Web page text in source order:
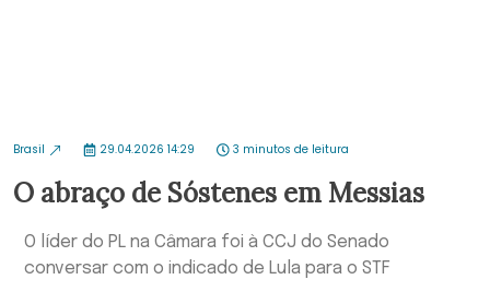
Brasil 29.04.2026 14:29 3 minutos de leitura
O abraço de Sóstenes em Messias
O líder do PL na Câmara foi à CCJ do Senado
conversar com o indicado de Lula para o STF